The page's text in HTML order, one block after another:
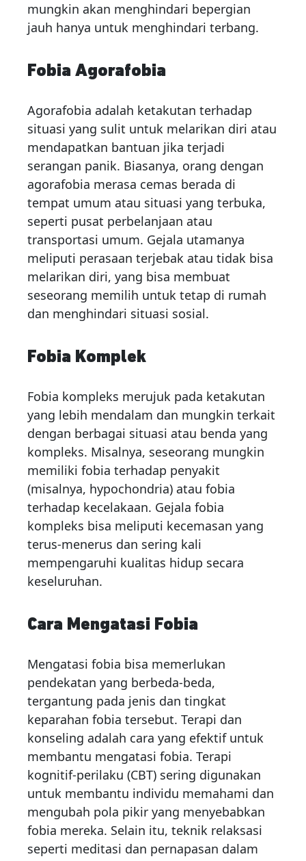
mungkin akan menghindari bepergian
jauh hanya untuk menghindari terbang.
Fobia Agorafobia
Agorafobia adalah ketakutan terhadap
situasi yang sulit untuk melarikan diri atau
mendapatkan bantuan jika terjadi
serangan panik. Biasanya, orang dengan
agorafobia merasa cemas berada di
tempat umum atau situasi yang terbuka,
seperti pusat perbelanjaan atau
transportasi umum. Gejala utamanya
meliputi perasaan terjebak atau tidak bisa
melarikan diri, yang bisa membuat
seseorang memilih untuk tetap di rumah
dan menghindari situasi sosial.
Fobia Komplek
Fobia kompleks merujuk pada ketakutan
yang lebih mendalam dan mungkin terkait
dengan berbagai situasi atau benda yang
kompleks. Misalnya, seseorang mungkin
memiliki fobia terhadap penyakit
(misalnya, hypochondria) atau fobia
terhadap kecelakaan. Gejala fobia
kompleks bisa meliputi kecemasan yang
terus-menerus dan sering kali
mempengaruhi kualitas hidup secara
keseluruhan.
Cara Mengatasi Fobia
Mengatasi fobia bisa memerlukan
pendekatan yang berbeda-beda,
tergantung pada jenis dan tingkat
keparahan fobia tersebut. Terapi dan
konseling adalah cara yang efektif untuk
membantu mengatasi fobia. Terapi
kognitif-perilaku (CBT) sering digunakan
untuk membantu individu memahami dan
mengubah pola pikir yang menyebabkan
fobia mereka. Selain itu, teknik relaksasi
seperti meditasi dan pernapasan dalam